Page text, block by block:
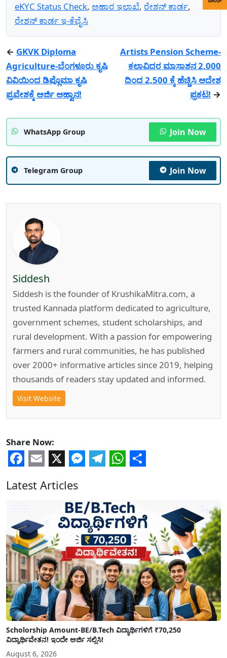
eKYC Status Check, ಅಹಾರ ಇಲಾಖೆ, ರೇಶನ್ ಕಾರ್ಡ,
ರೇಶನ್ ಕಾರ್ಡ ಇ-ಕೆವೈಸಿ
← GKVK Diploma
Agriculture-ಬೆಂಗಳೂರು ಕೃಷಿ
ವಿವಿಯಿಂದ ಡಿಪ್ಲೊಮಾ ಕೃಷಿ
ಪ್ರವೇಶಕ್ಕೆ ಅರ್ಜಿ ಆಹ್ವಾನ!
Artists Pension Scheme-
ಕಲಾವಿದರ ಮಾಸಾಶನ 2,000
ದಿಂದ 2,500 ಕ್ಕೆ ಹೆಚ್ಚಿಸಿ ಆದೇಶ
ಪ್ರಕಟ! →
WhatsApp Group Join Now
Telegram Group Join Now
Siddesh
Siddesh is the founder of KrushikaMitra.com, a
trusted Kannada platform dedicated to agriculture,
government schemes, student scholarships, and
rural development. With a passion for empowering
farmers and rural communities, he has published
over 2000+ informative articles since 2019, helping
thousands of readers stay updated and informed.
Visit Website
Share Now:
Latest Articles
Scholorship Amount-BE/B.Tech ವಿದ್ಯಾರ್ಥಿಗಳಿಗೆ ₹70,250
ವಿದ್ಯಾರ್ಥಿವೇತನ! ಇಂದೇ ಅರ್ಜಿ ಸಲ್ಲಿಸಿ!
August 6, 2026